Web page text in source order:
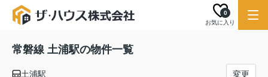
お気に入り
0
常磐線 土浦駅の物件一覧
土浦駅 変更